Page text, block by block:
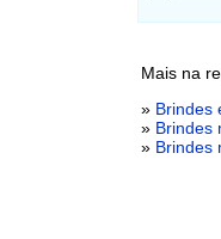
Mais na
» Brindes
» Brindes
» Brindes